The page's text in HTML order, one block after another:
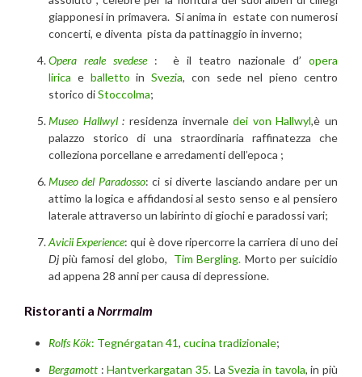
giapponesi in primavera. Si anima in estate con numerosi
concerti, e diventa pista da pattinaggio in inverno;
Opera reale svedese : è il teatro nazionale d’opera
lirica e balletto inSvezia, con sede nel pieno centro
storico diStoccolma;
Museo Hallwyl : residenza invernaledei von Hallwyl,è un
palazzo storico di una straordinaria raffinatezza che
colleziona porcellane e arredamenti dell’epoca ;
Museo del Paradosso: ci si diverte lasciando andare per un
attimo la logica e affidandosi al sesto senso e al pensiero
laterale attraverso un labirinto di giochi e paradossi vari;
Avicii Experience: qui è dove ripercorre la carriera di uno dei
Dj più famosi del globo, Tim Bergling. Morto per suicidio
ad appena 28 anni per causa di depressione.
Ristoranti a Norrmalm
Rolfs Kök: Tegnérgatan 41, cucina tradizionale;
Bergamott :Hantverkargatan 35. LaSvezia in tavola, in più